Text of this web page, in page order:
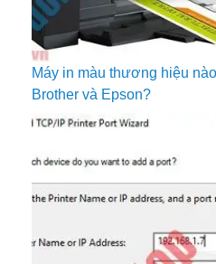
Máy in màu thương hiệu
Brother và Epson?